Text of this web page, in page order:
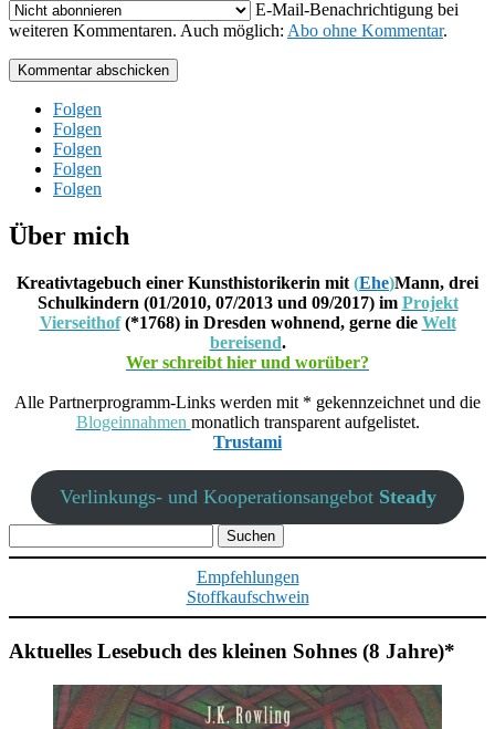
E-Mail-Benachrichtigung bei
weiteren Kommentaren. Auch möglich: Abo ohne Kommentar.
Kommentar abschicken
Folgen
Folgen
Folgen
Folgen
Folgen
Über mich
Kreativtagebuch einer Kunsthistorikerin mit (Ehe)Mann, drei
Schulkindern (01/2010, 07/2013 und 09/2017) im Projekt
Vierseithof(*1768) in Dresden wohnend, gerne die Welt
bereisend.
Wer schreibt hier und worüber?
Alle Partnerprogramm-Links werden mit * gekennzeichnet und die
Blogeinnahmen monatlich transparent aufgelistet.
Trustami
Verlinkungs- und Kooperationsangebot Steady
nach:
Empfehlungen
Stoffkaufschwein
Aktuelles Lesebuch des kleinen Sohnes (8 Jahre)*